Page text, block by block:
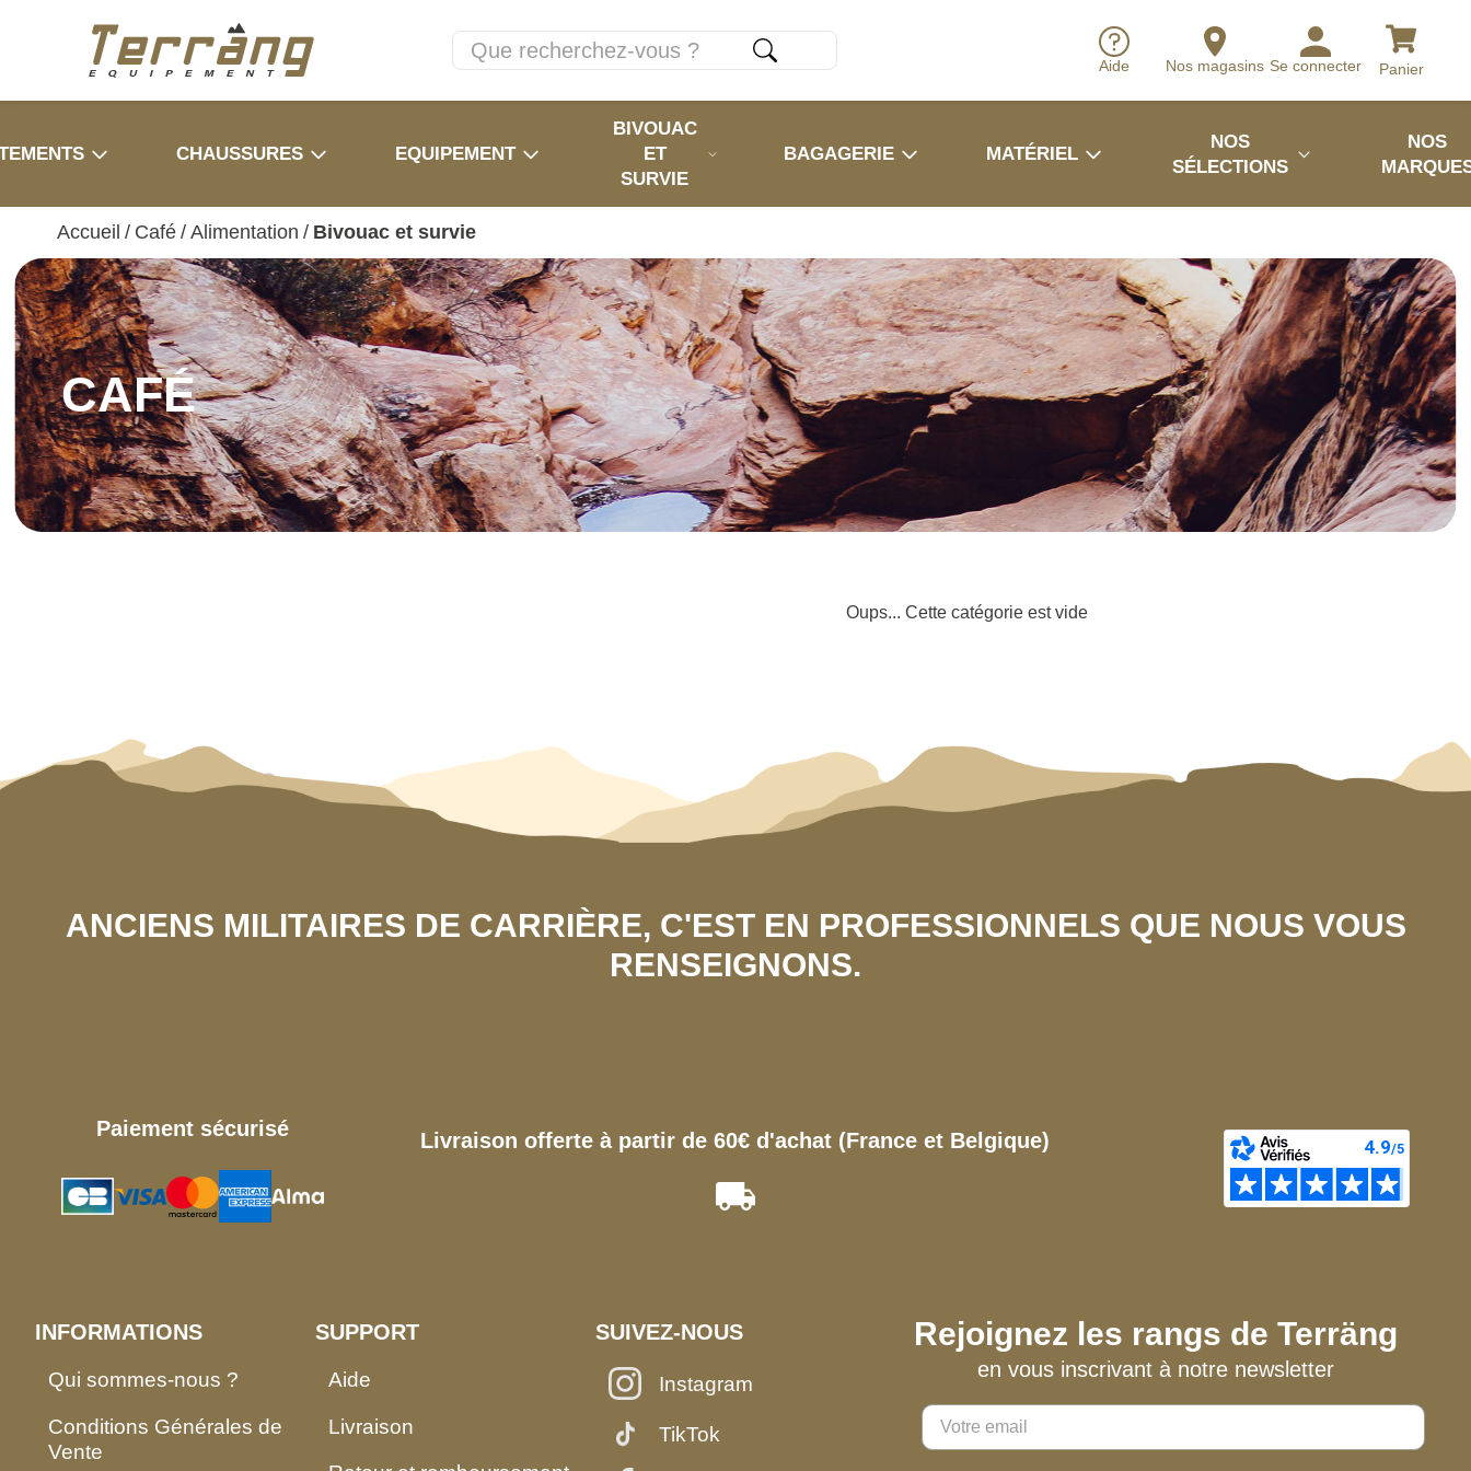
Aide Nos magasins Se connecter Panier
CHAUSSURES EQUIPEMENT
BIVOUAC
ET
SURVIE
BAGAGERIE MATÉRIEL
NOS
SÉLECTIONS
NOS
Accueil / Café / Alimentation / Bivouac et survie
CAFÉ
Oups... Cette catégorie est vide
ANCIENS MILITAIRES DE CARRIÈRE, C'EST EN PROFESSIONNELS QUE NOUS VOUS
RENSEIGNONS.
Paiement sécurisé Livraison offerte à partir de 60€ d'achat (France et Belgique)
INFORMATIONS
Qui sommes-nous ?
Conditions Générales de
Vente
SUPPORT
Aide
Livraison
SUIVEZ-NOUS
Instagram
TikTok
Rejoignez les rangs de Terräng
en vous inscrivant à notre newsletter